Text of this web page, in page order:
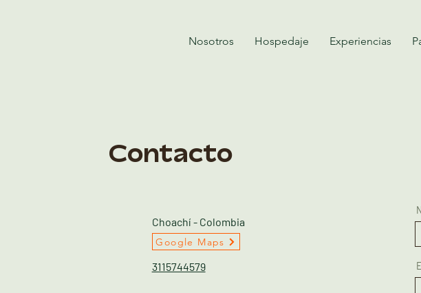
Nosotros Hospedaje Experiencias
Contacto
Choachí - Colombia
Google Maps
3115744579